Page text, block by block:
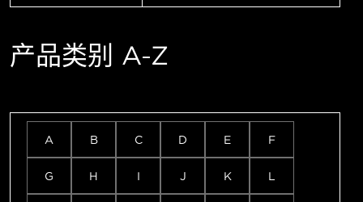
产品类别 A-Z
A B C D E F
G H I J K L